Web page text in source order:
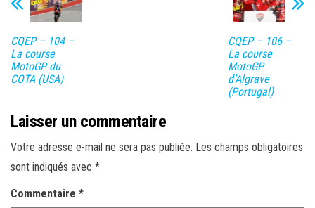
CQEP – 104 –
La course
MotoGP du
COTA (USA)
CQEP – 106 –
La course
MotoGP
d’Algrave
(Portugal)
Laisser un commentaire
Votre adresse e-mail ne sera pas publiée. Les champs obligatoires
sont indiqués avec *
Commentaire *